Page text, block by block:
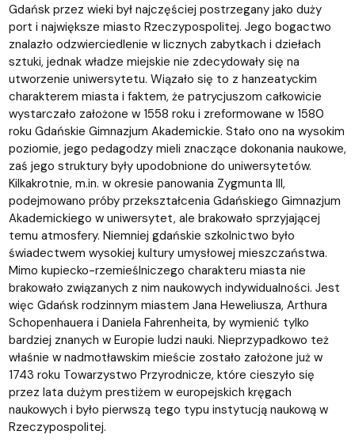
Gdańsk przez wieki był najczęściej postrzegany jako duży
port i największe miasto Rzeczypospolitej. Jego bogactwo
znalazło odzwierciedlenie w licznych zabytkach i dziełach
sztuki, jednak władze miejskie nie zdecydowały się na
utworzenie uniwersytetu. Wiązało się to z hanzeatyckim
charakterem miasta i faktem, że patrycjuszom całkowicie
wystarczało założone w 1558 roku i zreformowane w 1580
roku Gdańskie Gimnazjum Akademickie. Stało ono na wysokim
poziomie, jego pedagodzy mieli znaczące dokonania naukowe,
zaś jego struktury były upodobnione do uniwersytetów.
Kilkakrotnie, m.in. w okresie panowania Zygmunta III,
podejmowano próby przekształcenia Gdańskiego Gimnazjum
Akademickiego w uniwersytet, ale brakowało sprzyjającej
temu atmosfery. Niemniej gdańskie szkolnictwo było
świadectwem wysokiej kultury umysłowej mieszczaństwa.
Mimo kupiecko-rzemieślniczego charakteru miasta nie
brakowało związanych z nim naukowych indywidualności. Jest
więc Gdańsk rodzinnym miastem Jana Heweliusza, Arthura
Schopenhauera i Daniela Fahrenheita, by wymienić tylko
bardziej znanych w Europie ludzi nauki. Nieprzypadkowo też
właśnie w nadmotławskim mieście zostało założone już w
1743 roku Towarzystwo Przyrodnicze, które cieszyło się
przez lata dużym prestiżem w europejskich kręgach
naukowych i było pierwszą tego typu instytucją naukową w
Rzeczypospolitej.